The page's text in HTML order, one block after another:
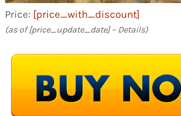
Price: [price_with_discount]
(as of [price_update_date] – Details)